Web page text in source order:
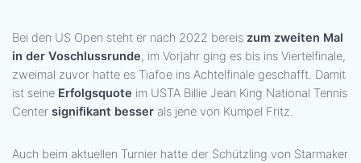
Bei den US Open steht er nach 2022 bereis zum zweiten Mal
in der Voschlussrunde, im Vorjahr ging es bis ins Viertelfinale,
zweimal zuvor hatte es Tiafoe ins Achtelfinale geschafft. Damit
ist seine Erfolgsquote im USTA Billie Jean King National Tennis
Center signifikant besser als jene von Kumpel Fritz.
Auch beim aktuellen Turnier hatte der Schützling von Starmaker